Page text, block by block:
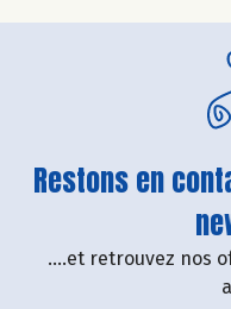
Restons en
....et retrouvez nos